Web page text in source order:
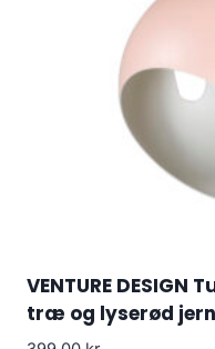
VENTURE
træ og lyserød jern